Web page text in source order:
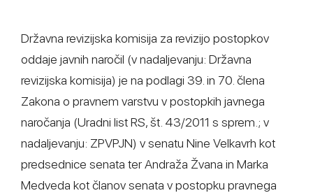
Državna revizijska komisija za revizijo postopkov
oddaje javnih naročil (v nadaljevanju: Državna
revizijska komisija) je na podlagi 39. in 70. člena
Zakona o pravnem varstvu v postopkih javnega
naročanja (Uradni list RS, št. 43/2011 s sprem.; v
nadaljevanju: ZPVPJN) v senatu Nine Velkavrh kot
predsednice senata ter Andraža Žvana in Marka
Medveda kot članov senata v postopku pravnega